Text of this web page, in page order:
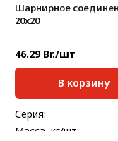
Шарнирное
20х20
46.29 Br./шт
В корзину
Серия:
Масса, кг/шт: